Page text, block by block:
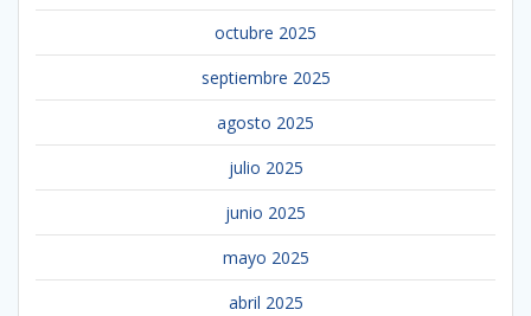
octubre 2025
septiembre 2025
agosto 2025
julio 2025
junio 2025
mayo 2025
abril 2025